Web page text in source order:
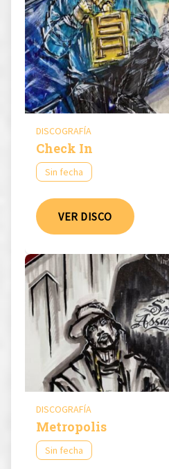
DISCOGRAFÍA
Check In
Sin fecha
VER DISCO
DISCOGRAFÍA
Metropolis
Sin fecha